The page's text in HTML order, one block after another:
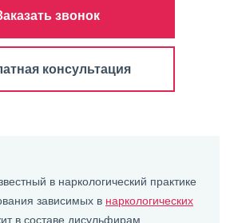
звонок
консультация
в наркологический практике
зависимых в наркологических
в составе дисульфирам,